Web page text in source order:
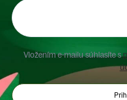
Vložením e-mailu súhlasíte s